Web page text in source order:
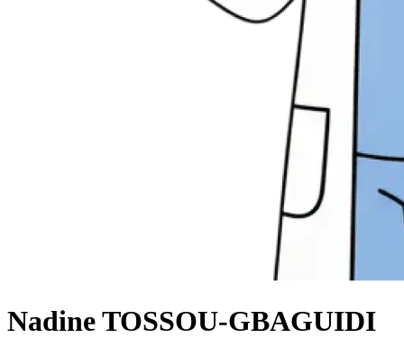
Nadine TOSSOU-GBAGUIDI